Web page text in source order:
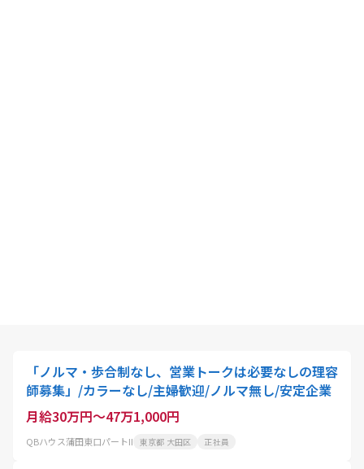
「ノルマ・歩合制なし、営業トークは必要なしの理容
師募集」/カラーなし/主婦歓迎/ノルマ無し/安定企業
月給30万円～47万1,000円
QBハウス蒲田東口パートII 東京都 大田区 正社員